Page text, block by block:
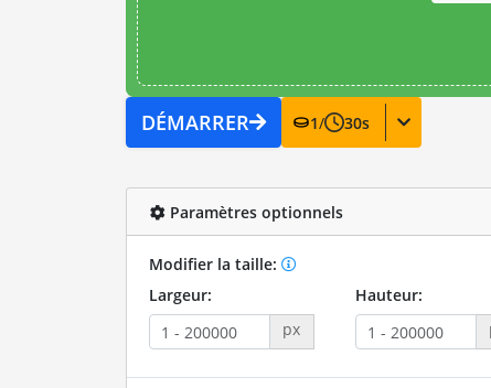
DÉMARRER 1/ 30s
Paramètres optionnels
Modifier la taille:
Largeur:
px
Hauteur: